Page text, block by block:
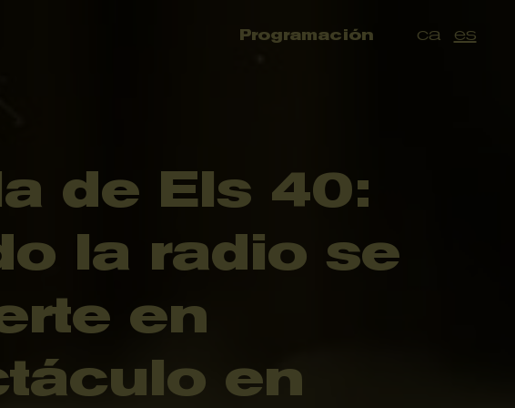
ca es
Programación
de Els 40:
la radio se
en
en